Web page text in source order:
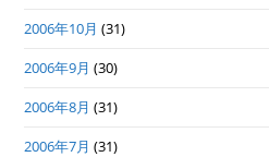
2006年10月 (31)
2006年9月 (30)
2006年8月 (31)
2006年7月 (31)